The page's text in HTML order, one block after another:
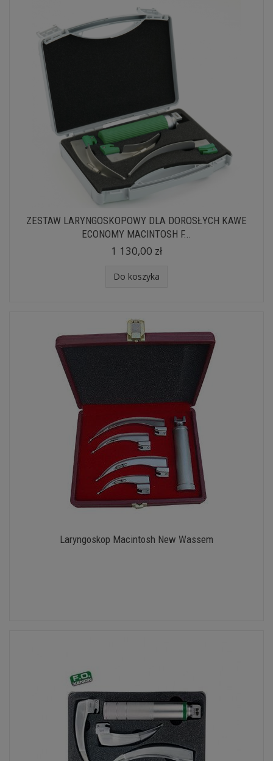
ZESTAW LARYNGOSKOPOWY DLA DOROSŁYCH KAWE
ECONOMY MACINTOSH F...
1 130,00 zł
Do koszyka
Laryngoskop Macintosh New Wassem